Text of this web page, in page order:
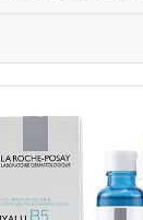
Safe & amp; bez